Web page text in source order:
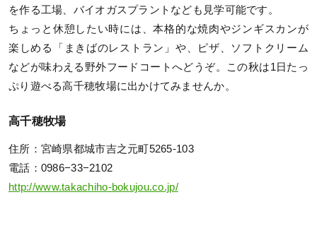
を作る工場、バイオガスプラントなども見学可能です。
ちょっと休憩したい時には、本格的な焼肉やジンギスカンが
楽しめる「まきばのレストラン」や、ピザ、ソフトクリーム
などが味わえる野外フードコートへどうぞ。この秋は1日たっ
ぷり遊べる高千穂牧場に出かけてみませんか。
高千穂牧場
住所：宮崎県都城市吉之元町5265-103
電話：0986−33−2102
http://www.takachiho-bokujou.co.jp/